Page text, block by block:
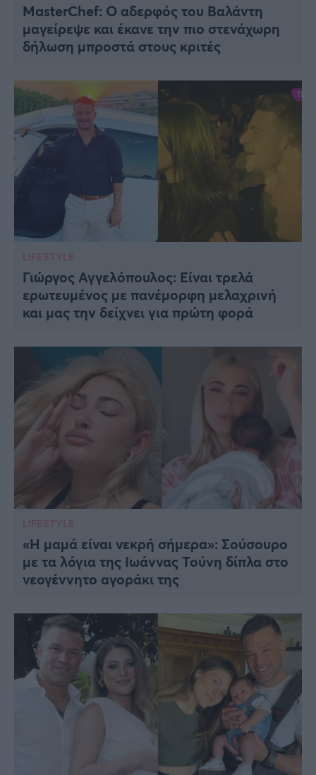
MasterChef: Ο αδερφός του Βαλάντη
μαγείρεψε και έκανε την πιο στενάχωρη
δήλωση μπροστά στους κριτές
LIFESTYLE
Γιώργος Αγγελόπουλος: Είναι τρελά
ερωτευμένος με πανέμορφη μελαχρινή
και μας την δείχνει για πρώτη φορά
LIFESTYLE
«Η μαμά είναι νεκρή σήμερα»: Σούσουρο
με τα λόγια της Ιωάννας Τούνη δίπλα στο
νεογέννητο αγοράκι της